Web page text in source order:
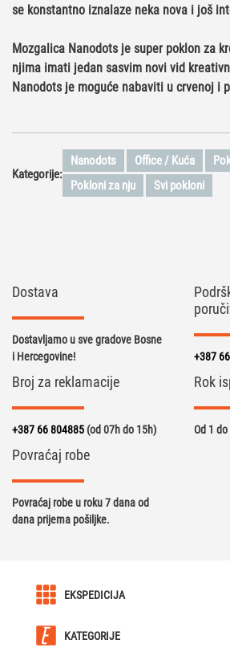
se konstantno iznalaze neka nova i još
Mozgalica Nanodots je super poklon za
njima imati jedan sasvim novi vid
Nanodots je moguće nabaviti u crvenoj i
Kategorije:
Nanodots Office / Kuća
Pokloni za nju
Svi pokloni
Dostava
Dostavljamo u sve gradove Bosne
i Hercegovine!
+387
Broj za reklamacije
+387 66 804885 (od 07h do 15h)
Rok
Od 1
Povraćaj robe
Povraćaj robe u roku 7 dana od
dana prijema pošiljke.
EKSPEDICIJA
Karijera u Ekspediciji
KATEGORIJE